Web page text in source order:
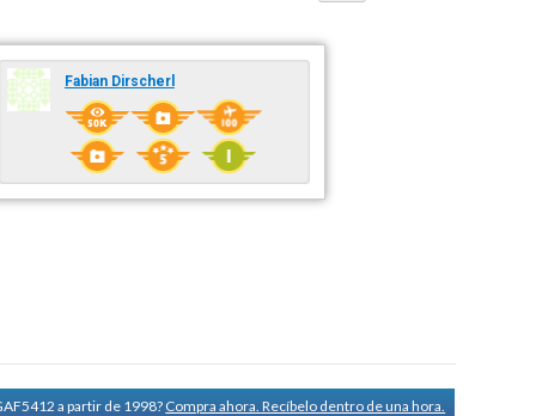
Fabian Dirscherl
a partir de 1998?Compra ahora. Recíbelo dentro de una hora.